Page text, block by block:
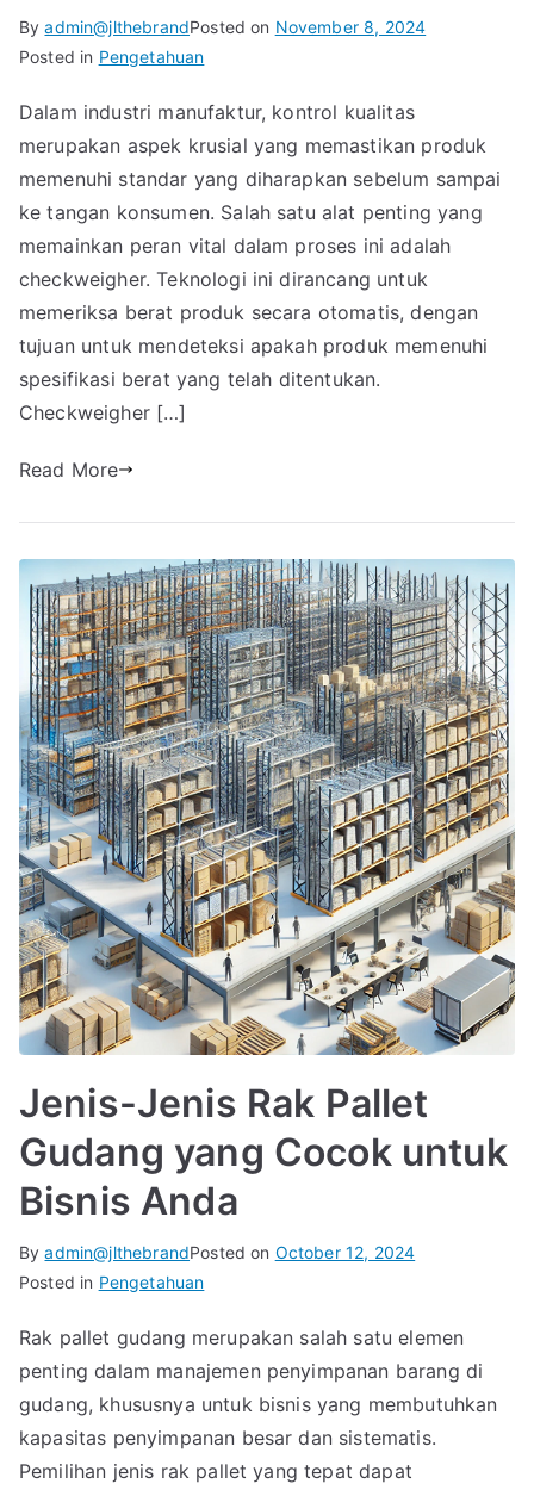
Byadmin@jlthebrandPosted on November 8, 2024
Posted in Pengetahuan
Dalam industri manufaktur, kontrol kualitas
merupakan aspek krusial yang memastikan produk
memenuhi standar yang diharapkan sebelum sampai
ke tangan konsumen. Salah satu alat penting yang
memainkan peran vital dalam proses ini adalah
checkweigher. Teknologi ini dirancang untuk
memeriksa berat produk secara otomatis, dengan
tujuan untuk mendeteksi apakah produk memenuhi
spesifikasi berat yang telah ditentukan.
Checkweigher […]
Read More
Jenis-Jenis Rak Pallet
Gudang yang Cocok untuk
Bisnis Anda
Byadmin@jlthebrandPosted on October 12, 2024
Posted in Pengetahuan
Rak pallet gudang merupakan salah satu elemen
penting dalam manajemen penyimpanan barang di
gudang, khususnya untuk bisnis yang membutuhkan
kapasitas penyimpanan besar dan sistematis.
Pemilihan jenis rak pallet yang tepat dapat